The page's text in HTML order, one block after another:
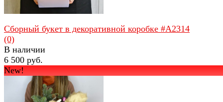
Сборный букет в декоративной коробке #A2314
(0)
В наличии
6 500 руб.
New!